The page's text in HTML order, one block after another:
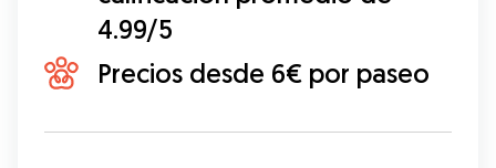
4.99/5
Precios desde 6€ por paseo